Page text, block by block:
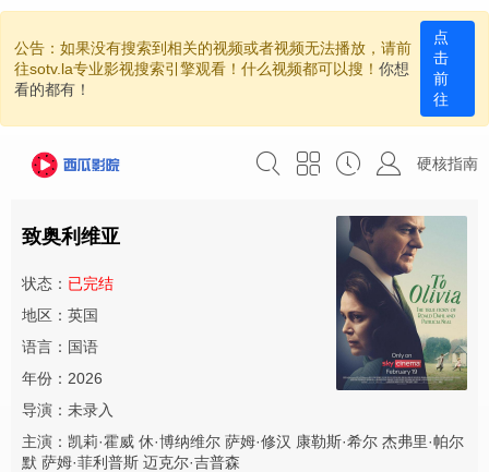
公告：如果没有搜索到相关的视频或者视频无法播放，请前
往sotv.la专业影视搜索引擎观看！什么视频都可以搜！ 你想
看的都有！
点
击
前
往
硬核指南
致奥利维亚
状态： 已完结
地区：英国
语言：国语
年份：2026
导演： 未录入
主演： 凯莉·霍威 休·博纳维尔 萨姆·修汉 康勒斯·希尔 杰弗里·帕尔
默 萨姆·菲利普斯 迈克尔·吉普森